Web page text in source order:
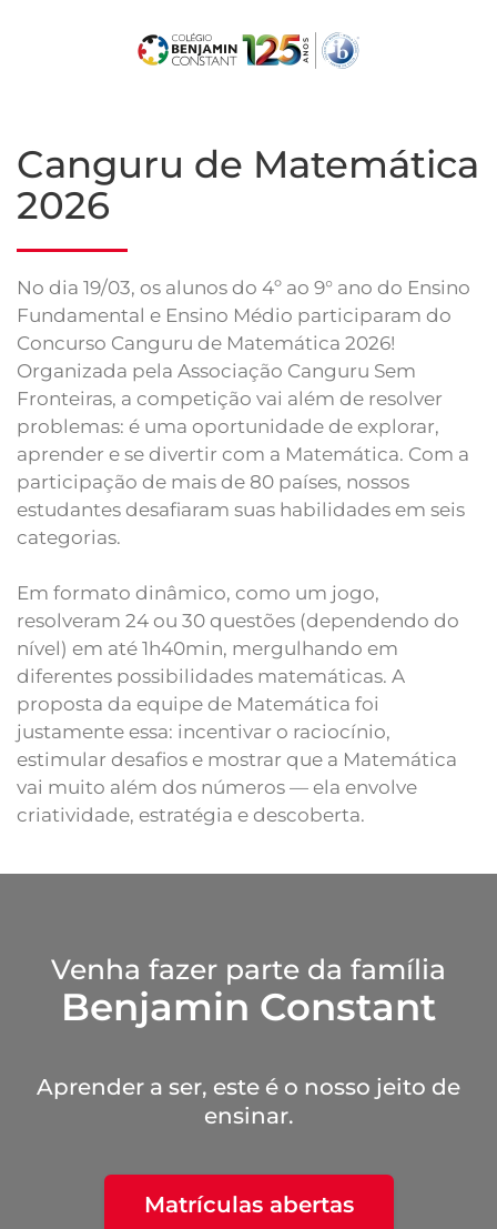
Canguru de Matemática
2026
No dia 19/03, os alunos do 4º ao 9° ano do Ensino
Fundamental e Ensino Médio participaram do
Concurso Canguru de Matemática 2026!
Organizada pela Associação Canguru Sem
Fronteiras, a competição vai além de resolver
problemas: é uma oportunidade de explorar,
aprender e se divertir com a Matemática. Com a
participação de mais de 80 países, nossos
estudantes desafiaram suas habilidades em seis
categorias.
Em formato dinâmico, como um jogo,
resolveram 24 ou 30 questões (dependendo do
nível) em até 1h40min, mergulhando em
diferentes possibilidades matemáticas. A
proposta da equipe de Matemática foi
justamente essa: incentivar o raciocínio,
estimular desafios e mostrar que a Matemática
vai muito além dos números — ela envolve
criatividade, estratégia e descoberta.
Venha fazer parte da família
Benjamin Constant
Aprender a ser, este é o nosso jeito de
ensinar.
Matrículas abertas